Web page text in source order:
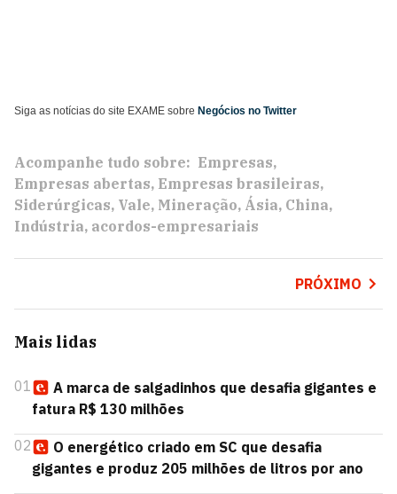
Siga as notícias do site EXAME sobre Negócios no Twitter
Acompanhe tudo sobre: Empresas
Empresas abertas Empresas brasileiras
Siderúrgicas Vale Mineração Ásia China
Indústria acordos-empresariais
PRÓXIMO
Mais lidas
01
A marca de salgadinhos que desafia gigantes e
fatura R$ 130 milhões
02
O energético criado em SC que desafia
gigantes e produz 205 milhões de litros por ano